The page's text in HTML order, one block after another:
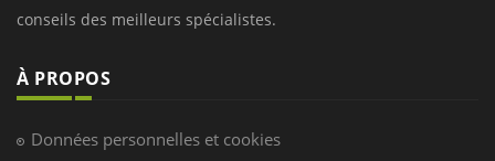
conseils des meilleurs spécialistes.
À PROPOS
Données personnelles et cookies